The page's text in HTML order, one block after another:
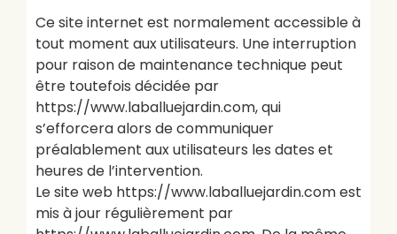
Ce site internet est normalement accessible à
tout moment aux utilisateurs. Une interruption
pour raison de maintenance technique peut
être toutefois décidée par
https://www.laballuejardin.com, qui
s’efforcera alors de communiquer
préalablement aux utilisateurs les dates et
heures de l’intervention.
Le site web https://www.laballuejardin.com est
mis à jour régulièrement par